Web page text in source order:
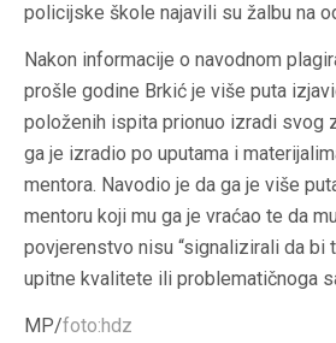
policijske škole najavili su žalbu na
Nakon informacije o navodnom
prošle godine Brkić je više puta
položenih ispita prionuo izradi svog
ga je izradio po uputama i
mentora. Navodio je da ga je više
mentoru koji mu ga je vraćao te da
povjerenstvo nisu “signalizirali da bi
upitne kvalitete ili problematičnoga
MP/foto:hdz